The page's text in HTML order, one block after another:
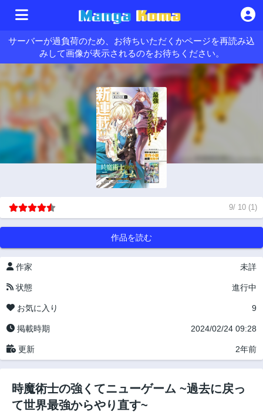
サーバーが過負荷のため、お待ちいただくかページを再読み込
みして画像が表示されるのをお待ちください。
9/ 10 (1)
作品を読む
作家 未詳
状態 進行中
お気に入り 9
掲載時期 2024/02/24 09:28
更新 2年前
時魔術士の強くてニューゲーム ~過去に戻っ
て世界最強からやり直す~